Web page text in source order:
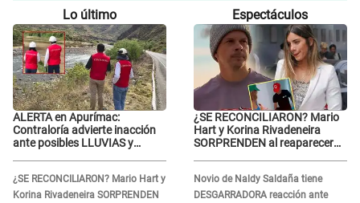
Lo último
ALERTA en Apurímac:
Contraloría advierte inacción
ante posibles LLUVIAS y
¿SE RECONCILIARON? Mario Hart y
Korina Rivadeneira SORPRENDEN
Espectáculos
¿SE RECONCILIARON? Mario
Hart y Korina Rivadeneira
SORPRENDEN al reaparecer
Novio de Naldy Saldaña tiene
DESGARRADORA reacción ante